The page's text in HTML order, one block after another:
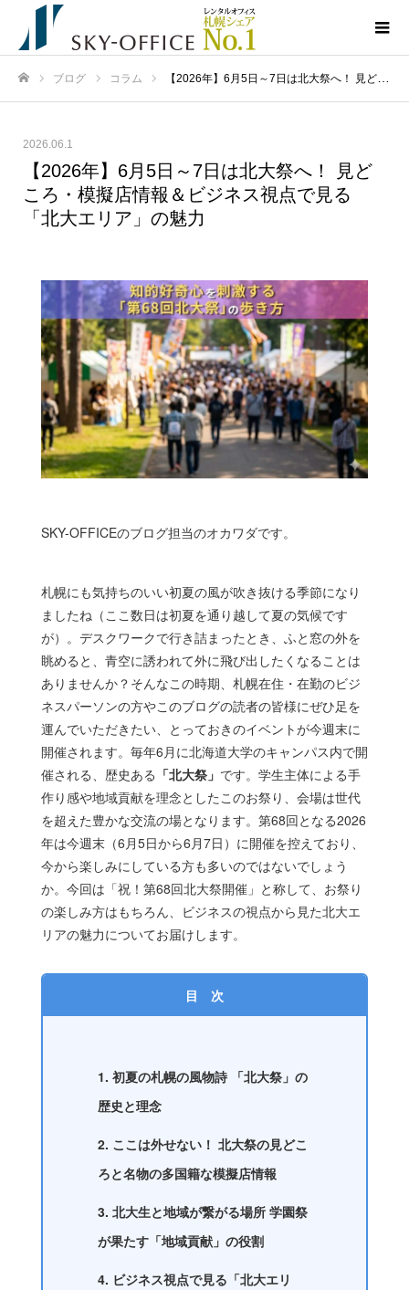
ブログ コラム 【2026年】6月5日～7日は北大祭へ！ 見どころ・模擬店情報＆ビジネス視点で見る「北大エリア」の魅力
2026.06.1
【2026年】6月5日～7日は北大祭へ！ 見ど
ころ・模擬店情報＆ビジネス視点で見る
「北大エリア」の魅力
SKY-OFFICEのブログ担当のオカワダです。
札幌にも気持ちのいい初夏の風が吹き抜ける季節になり
ましたね（ここ数日は初夏を通り越して夏の気候です
が）。デスクワークで行き詰まったとき、ふと窓の外を
眺めると、青空に誘われて外に飛び出したくなることは
ありませんか？そんなこの時期、札幌在住・在勤のビジ
ネスパーソンの方やこのブログの読者の皆様にぜひ足を
運んでいただきたい、とっておきのイベントが今週末に
開催されます。毎年6月に北海道大学のキャンパス内で開
催される、歴史ある 「北大祭」 です。学生主体による手
作り感や地域貢献を理念としたこのお祭り、会場は世代
を超えた豊かな交流の場となります。第68回となる2026
年は今週末（6月5日から6月7日）に開催を控えており、
今から楽しみにしている方も多いのではないでしょう
か。今回は「祝！第68回北大祭開催」と称して、お祭り
の楽しみ方はもちろん、ビジネスの視点から見た北大エ
リアの魅力についてお届けします。
目 次
1. 初夏の札幌の風物詩 「北大祭」の
歴史と理念
2. ここは外せない！ 北大祭の見どこ
ろと名物の多国籍な模擬店情報
3. 北大生と地域が繋がる場所 学園祭
が果たす「地域貢献」の役割
4. ビジネス視点で見る「北大エリ